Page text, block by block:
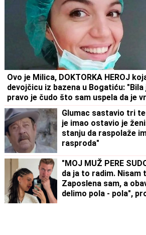
Ovo je Milica, DOKTORKA HEROJ
devojčicu iz bazena u Bogatiću:
pravo je čudo što sam uspela da je
Glumac sastavio tri
je imao ostavio je
stanju da raspolaže
rasproda"
"MOJ MUŽ PERE
da ja to radim. Nisam
Zaposlena sam, a
delimo pola - pola",